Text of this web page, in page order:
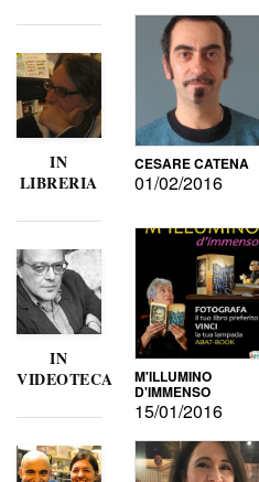
IN
LIBRERIA
IN
VIDEOTECA
CESARE CATENA
01/02/2016
M'ILLUMINO
D'IMMENSO
15/01/2016